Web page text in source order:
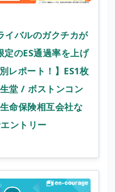
バルのガクチカが
のES通過率を上げ
レポート！】ES1枚
堂 / ボストンコン
命保険相互会社な
ントリー